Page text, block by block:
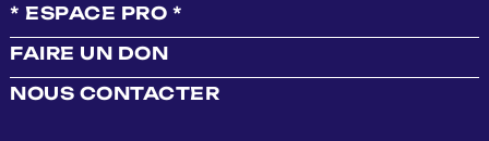
* ESPACE PRO *
FAIRE UN DON
NOUS CONTACTER